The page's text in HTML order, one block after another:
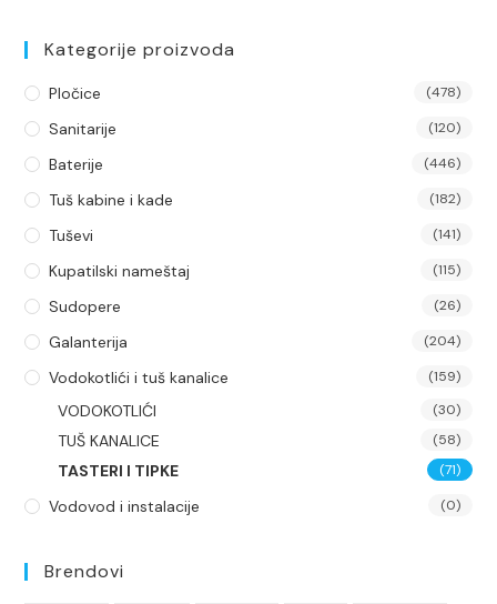
Kategorije proizvoda
Pločice (478)
Sanitarije (120)
Baterije (446)
Tuš kabine i kade (182)
Tuševi (141)
Kupatilski nameštaj (115)
Sudopere (26)
Galanterija (204)
Vodokotlići i tuš kanalice (159)
VODOKOTLIĆI (30)
TUŠ KANALICE (58)
TASTERI I TIPKE (71)
Vodovod i instalacije (0)
Brendovi